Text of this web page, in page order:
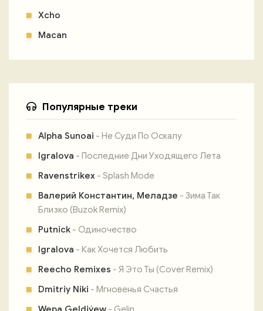
Xcho
Macan
Популярные треки
Alpha Sunoai - Не Суди По Оскалу
Igralova - Последние Дни Уходящего Лета
Ravenstrikex - Splash Mode
Валерий Константин, Меладзе - Зима Так
Близко (Buzok Remix)
Putnick - Одиночество
Igralova - Как Хочется Любить
Reecho Remixes - Я Это Ты (Cover Remix)
Dmitriy Niki - Мгновенья Счастья